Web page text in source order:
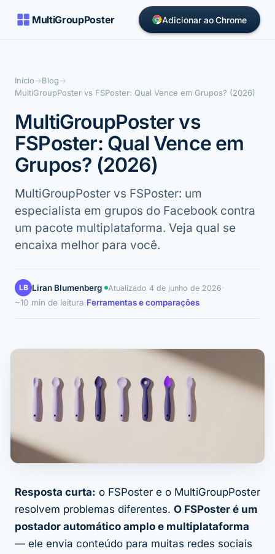
MultiGroupPoster Adicionar ao Chrome
Início→Blog→
MultiGroupPoster vs FSPoster: Qual Vence em Grupos? (2026)
MultiGroupPoster vs
FSPoster: Qual Vence em
Grupos? (2026)
MultiGroupPoster vs FSPoster: um
especialista em grupos do Facebook contra
um pacote multiplataforma. Veja qual se
encaixa melhor para você.
LB Liran Blumenberg· Atualizado 4 de junho de 2026·
~10 min de leitura·Ferramentas e comparações
Resposta curta: o FSPoster e o MultiGroupPoster
resolvem problemas diferentes. O FSPoster é um
postador automático amplo e multiplataforma
— ele envia conteúdo para muitas redes sociais